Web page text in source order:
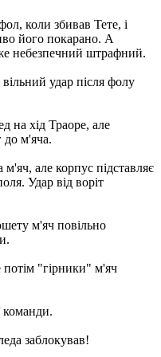
коли збивав Тете, і
його покарано. А
небезпечний штрафний.
удар після фолу
на хід Траоре, але
до м'яча.
м'яч, але корпус підставляє
Удар від воріт
м'яч повільно
"гірники" м'яч
команди.
заблокував!